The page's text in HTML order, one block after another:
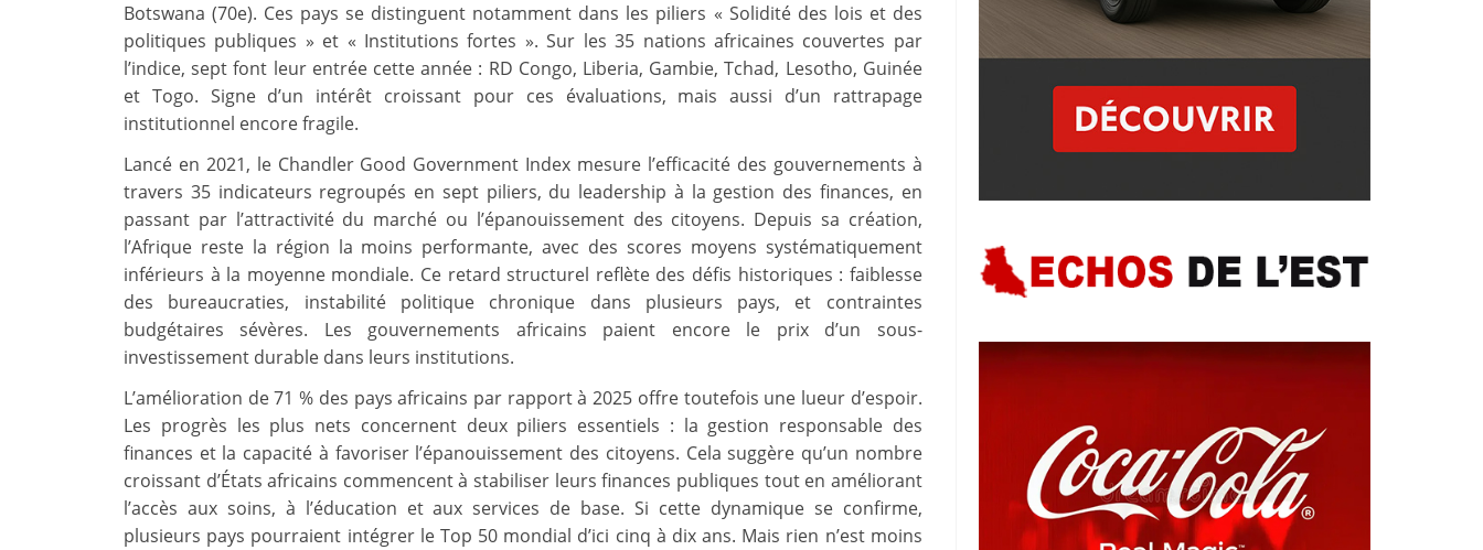
Botswana (70e). Ces pays se distinguent notamment dans les piliers « Solidité des lois et des
politiques publiques » et « Institutions fortes ». Sur les 35 nations africaines couvertes par
l’indice, sept font leur entrée cette année : RD Congo, Liberia, Gambie, Tchad, Lesotho, Guinée
et Togo. Signe d’un intérêt croissant pour ces évaluations, mais aussi d’un rattrapage
institutionnel encore fragile.
Lancé en 2021, le Chandler Good Government Index mesure l’efficacité des gouvernements à
travers 35 indicateurs regroupés en sept piliers, du leadership à la gestion des finances, en
passant par l’attractivité du marché ou l’épanouissement des citoyens. Depuis sa création,
l’Afrique reste la région la moins performante, avec des scores moyens systématiquement
inférieurs à la moyenne mondiale. Ce retard structurel reflète des défis historiques : faiblesse
des bureaucraties, instabilité politique chronique dans plusieurs pays, et contraintes
budgétaires sévères. Les gouvernements africains paient encore le prix d’un sous-
investissement durable dans leurs institutions.
L’amélioration de 71 % des pays africains par rapport à 2025 offre toutefois une lueur d’espoir.
Les progrès les plus nets concernent deux piliers essentiels : la gestion responsable des
finances et la capacité à favoriser l’épanouissement des citoyens. Cela suggère qu’un nombre
croissant d’États africains commencent à stabiliser leurs finances publiques tout en améliorant
l’accès aux soins, à l’éducation et aux services de base. Si cette dynamique se confirme,
plusieurs pays pourraient intégrer le Top 50 mondial d’ici cinq à dix ans. Mais rien n’est moins